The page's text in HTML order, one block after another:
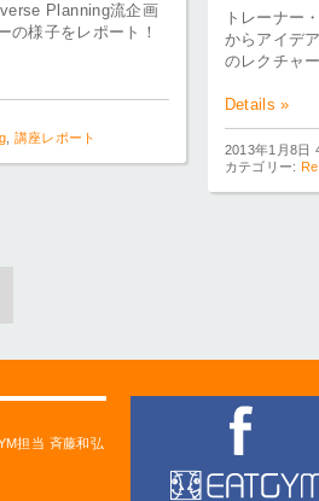
Planning流企画
の様子をレポート！
, 講座レポート
トレーナー
からアイデ
のレクチャ
Details »
2013年1月8日
カテゴリー:
担当 斉藤和弘